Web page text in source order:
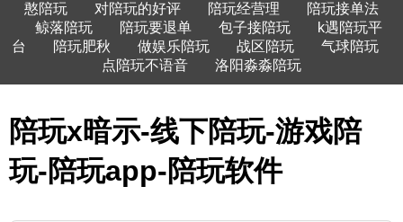
憨陪玩
对陪玩的好评 陪玩经营理
陪玩接单法
鲸落陪玩
陪玩要退单 包子接陪玩
k遇陪玩平
台
陪玩肥秋 做娱乐陪玩 战区陪玩
气球陪玩
点陪玩不语音
洛阳淼淼陪玩
陪玩x暗示-线下陪玩-游戏陪
玩-陪玩app-陪玩软件